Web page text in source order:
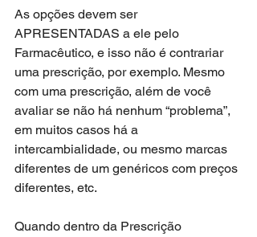
As opções devem ser
APRESENTADAS a ele pelo
Farmacêutico, e isso não é contrariar
uma prescrição, por exemplo. Mesmo
com uma prescrição, além de você
avaliar se não há nenhum “problema”,
em muitos casos há a
intercambialidade, ou mesmo marcas
diferentes de um genéricos com preços
diferentes, etc.
Quando dentro da Prescrição